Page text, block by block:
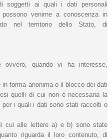
soggetti ai quali i dati personali
venirne a conoscenza in
nel territorio dello Stato, di
ovvero, quando vi ha interesse,
forma anonima o il blocco dei dati
quelli di cui non è necessaria la
i quali i dati sono stati raccolti o
cui alle lettere a) e b) sono state
riguarda il loro contenuto, di